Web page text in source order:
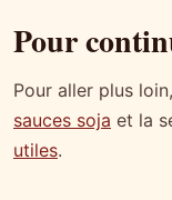
Pour
Pour aller plus
sauces soja et la
utiles.